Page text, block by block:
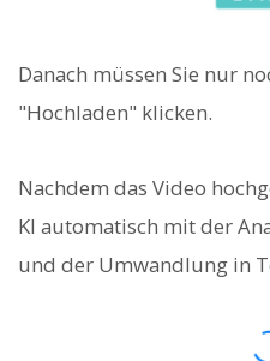
Danach müssen Sie nur
"Hochladen" klicken.
Nachdem das Video
KI automatisch mit der
und der Umwandlung in